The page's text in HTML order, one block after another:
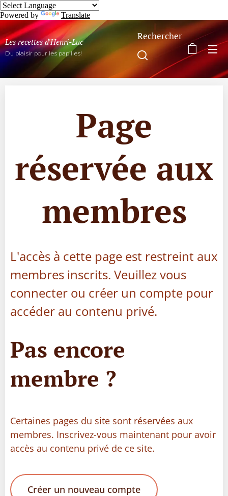
Powered by Translate
Les recettes d'Henri-Luc
Du plaisir pour les papilles!
Rechercher
Page
réservée aux
membres
L'accès à cette page est restreint aux
membres inscrits. Veuillez vous
connecter ou créer un compte pour
accéder au contenu privé.
Pas encore
membre ?
Certaines pages du site sont réservées aux
membres. Inscrivez-vous maintenant pour avoir
accès au contenu privé de ce site.
Créer un nouveau compte